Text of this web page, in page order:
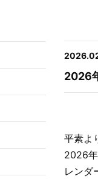
2026
平素よ
2026
レンダ